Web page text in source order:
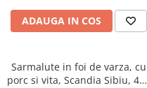
ADAUGA IN COS
Sarmalute in foi de varza, cu
porc si vita, Scandia Sibiu, 400